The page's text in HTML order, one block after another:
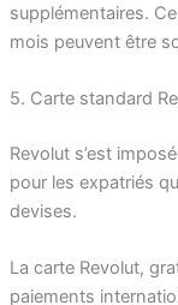
supplémentaires.
mois peuvent être
5. Carte standard
Revolut s’est
pour les expatriés
devises.
La carte Revolut,
paiements